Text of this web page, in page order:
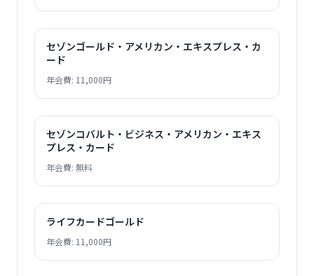
セゾンゴールド・アメリカン・エキスプレス・カ
ード
年会費: 11,000円
セゾンコバルト・ビジネス・アメリカン・エキス
プレス・カード
年会費: 無料
ライフカードゴールド
年会費: 11,000円